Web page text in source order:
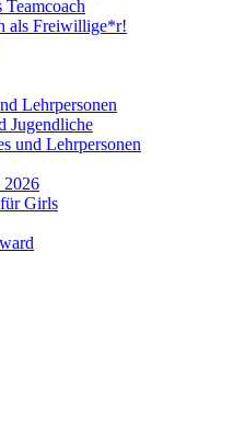
als Freiwillige*r!
Lehrpersonen
Jugendliche
und Lehrpersonen
2026
Girls